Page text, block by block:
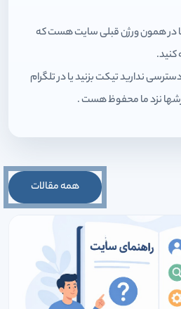
همون ورژن قبلی سایت هست که
ندارید تیکت بزنید یا در تلگرام
نزد ما محفوظ هست .
همه مقالات